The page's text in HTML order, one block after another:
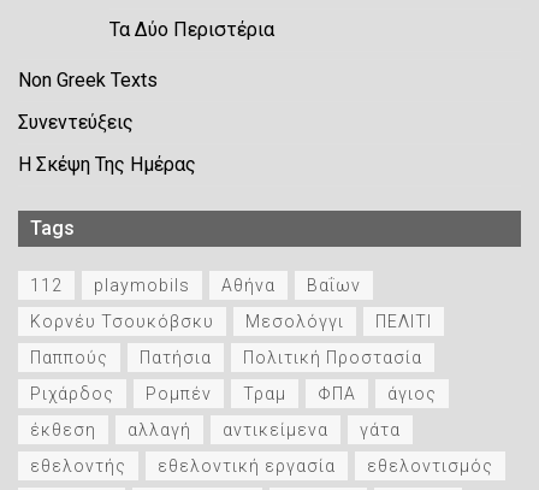
Τα Δύο Περιστέρια
Non Greek Texts
Συνεντεύξεις
Η Σκέψη Της Ημέρας
Tags
112 playmobils Αθήνα
Βαΐων
Κορνέυ Τσουκόβσκυ
Μεσολόγγι
ΠΕΛΙΤΙ
Παππούς
Πατήσια
Πολιτική Προστασία
Ριχάρδος
Ρομπέν Τραμ ΦΠΑ
άγιος
έκθεση
αλλαγή αντικείμενα
γάτα
εθελοντής
εθελοντική εργασία
εθελοντισμός